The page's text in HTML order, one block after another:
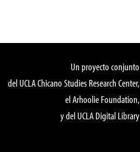
Un proyecto conjunto
del UCLA Chicano Studies Research Center,
el Arhoolie Foundation,
y del UCLA Digital Library